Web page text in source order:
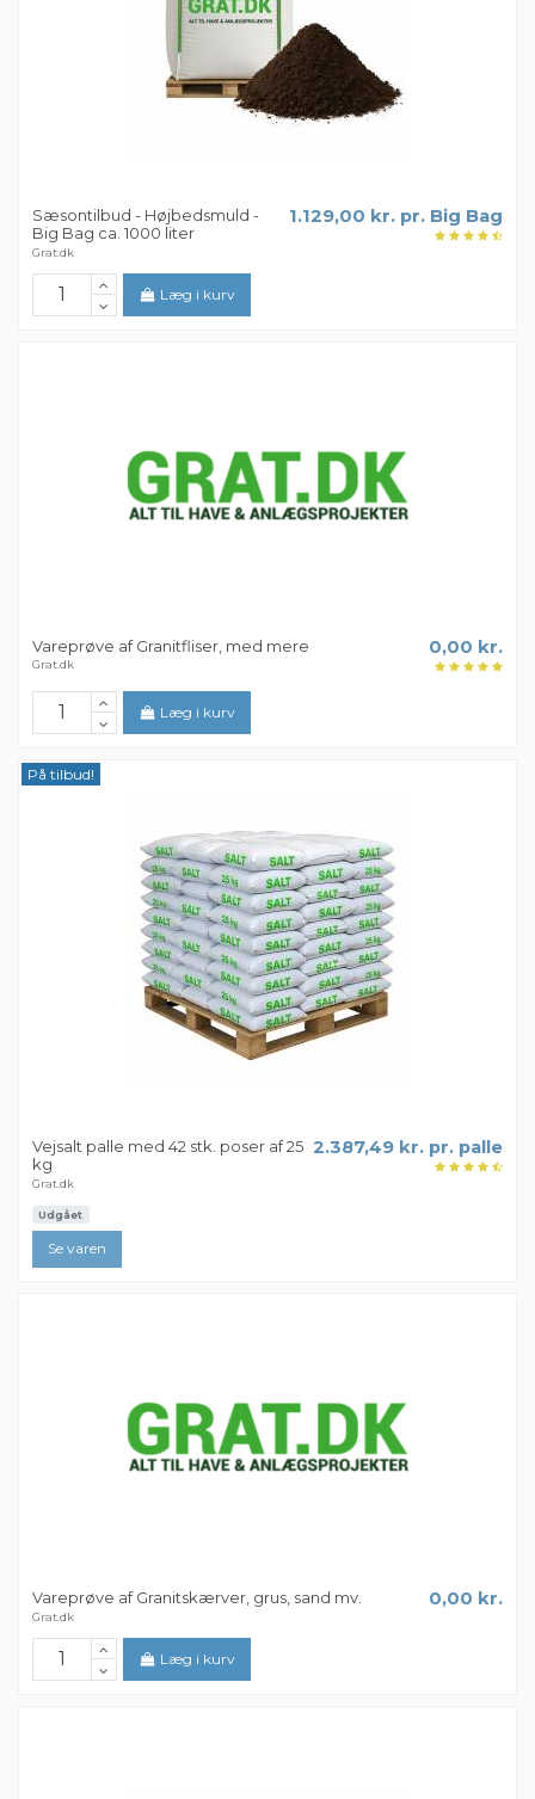
Sæsontilbud - Højbedsmuld -
Big Bag ca. 1000 liter
Grat.dk
1.129,00 kr. pr. Big Bag
Læg i kurv
Vareprøve af Granitfliser, med mere
Grat.dk
0,00 kr.
Læg i kurv
På tilbud!
Vejsalt palle med 42 stk. poser af 25
kg
Grat.dk
2.387,49 kr. pr. palle
Udgået
Se varen
Vareprøve af Granitskærver, grus, sand mv.
Grat.dk
0,00 kr.
Læg i kurv